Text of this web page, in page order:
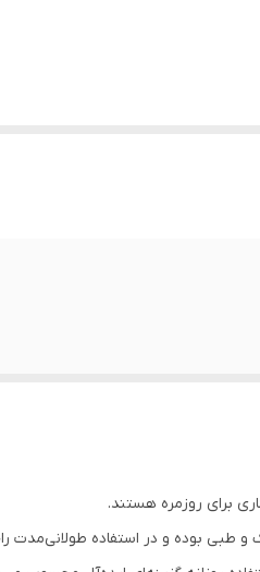
بوده و در استفاده طولانی‌مدت